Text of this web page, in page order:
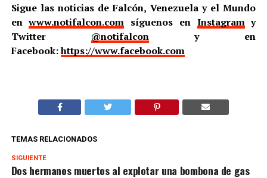
Sigue las noticias de Falcón, Venezuela y el Mundo
enwww.notifalcon.com síguenos en Instagramy
Twitter @notifalcony en
Facebook:https://www.facebook.com
TEMAS RELACIONADOS
SIGUIENTE
Dos hermanos muertos al explotar una bombona de gas